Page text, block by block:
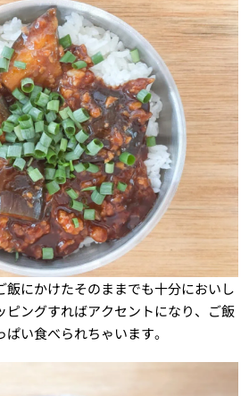
飯にかけたそのままでも十分においし
ピングすればアクセントになり、ご飯
い食べられちゃいます。